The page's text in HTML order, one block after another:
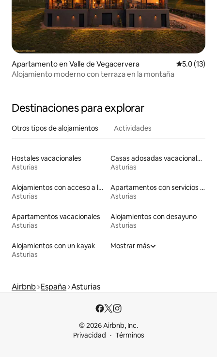
Apartamento en Valle de Vegacervera Calificación
5.0 (13)
Alojamiento moderno con terraza en la montaña
Destinaciones para explorar
Otros tipos de alojamientos Actividades
Hostales vacacionales
Asturias
Casas adosadas vacacionales
Asturias
Alojamientos con acceso a la playa
Asturias
Apartamentos con servicios incluidos vacacionales
Asturias
Apartamentos vacacionales
Asturias
Alojamientos con desayuno
Asturias
Alojamientos con un kayak
Asturias
Mostrar más
Airbnb España Asturias
© 2026 Airbnb, Inc.
Privacidad
Términos